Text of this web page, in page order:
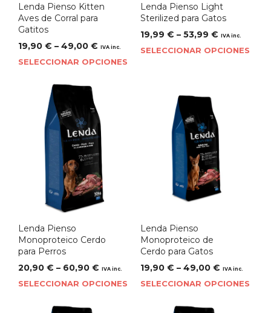
Lenda Pienso Kitten
Aves de Corral para
Gatitos
19,90 € – 49,00 € IVA inc.
SELECCIONAR OPCIONES
Lenda Pienso Light
Sterilized para Gatos
19,99 € – 53,99 € IVA inc.
SELECCIONAR OPCIONES
Lenda Pienso
Monoproteico Cerdo
para Perros
20,90 € – 60,90 € IVA inc.
SELECCIONAR OPCIONES
Lenda Pienso
Monoproteico de
Cerdo para Gatos
19,90 € – 49,00 € IVA inc.
SELECCIONAR OPCIONES